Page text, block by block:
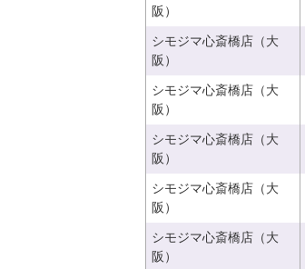
阪）
シモジマ心斎橋店（大
阪）
シモジマ心斎橋店（大
阪）
シモジマ心斎橋店（大
阪）
シモジマ心斎橋店（大
阪）
シモジマ心斎橋店（大
阪）